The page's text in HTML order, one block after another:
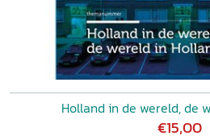
Holland in de wereld, de
€15,00